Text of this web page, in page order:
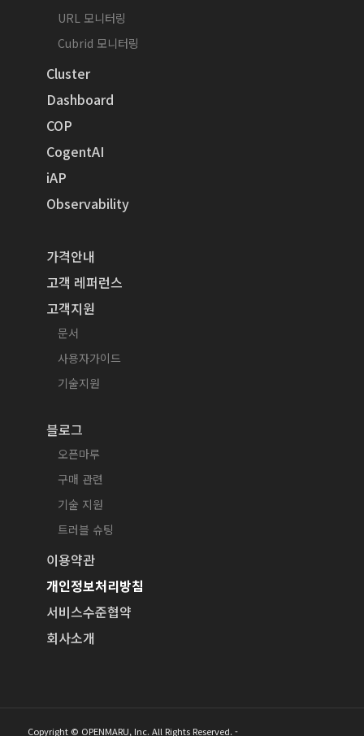
URL 모니터링
Cubrid 모니터링
Cluster
Dashboard
COP
CogentAI
iAP
Observability
가격안내
고객 레퍼런스
고객지원
문서
사용자가이드
기술지원
블로그
오픈마루
구매 관련
기술 지원
트러블 슈팅
이용약관
개인정보처리방침
서비스수준협약
회사소개
Copyright © OPENMARU, Inc. All Rights Reserved. -